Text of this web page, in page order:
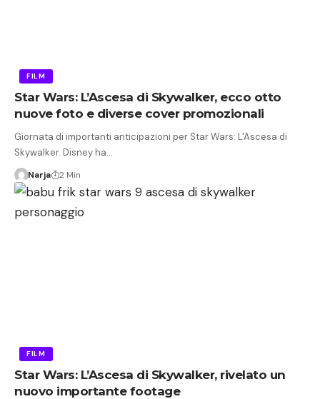
FILM
Star Wars: L’Ascesa di Skywalker, ecco otto
nuove foto e diverse cover promozionali
Giornata di importanti anticipazioni per Star Wars: L'Ascesa di
Skywalker. Disney ha…
Narja 2 Min
FILM
Star Wars: L’Ascesa di Skywalker, rivelato un
nuovo importante footage